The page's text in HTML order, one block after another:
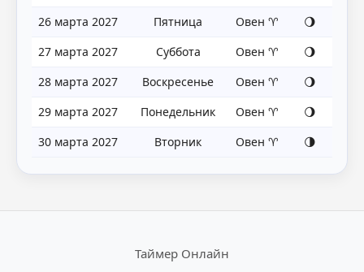
26 марта 2027
Пятница Овен ♈
🌖
27 марта 2027
Суббота Овен ♈
🌖
28 марта 2027
Воскресенье Овен ♈
🌖
29 марта 2027
Понедельник Овен ♈
🌖
30 марта 2027
Вторник Овен ♈ 🌗
Таймер Онлайн